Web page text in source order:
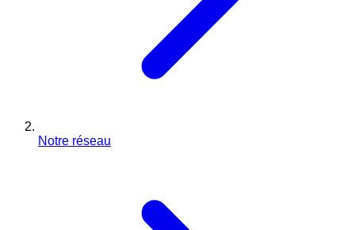
Notre réseau